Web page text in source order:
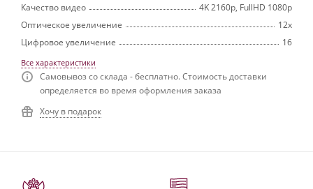
Качество видео
4K 2160p, FullHD 1080p
Оптическое увеличение
12х
Цифровое увеличение
16
Все характеристики
Самовывоз со склада - бесплатно. Стоимость доставки
определяется во время оформления заказа
Хочу в подарок